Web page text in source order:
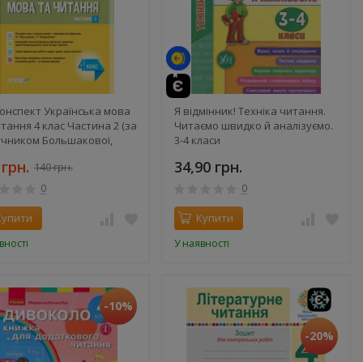
Українська мова
4 клас Частина 2 (за
Большакової,
140 грн.
0
Я відмінник! Техніка читання.
Читаємо швидко й аналізуємо.
3-4 класи
34,90 грн.
0
Купити
У наявності
-10%
-20%